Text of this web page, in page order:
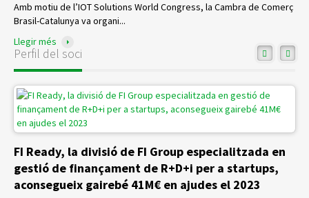
Amb motiu de l’IOT Solutions World Congress, la Cambra de Comerç
Brasil-Catalunya va organi...
Llegir més
Perfil del soci
FI Ready, la divisió de FI Group especialitzada en
gestió de finançament de R+D+i per a startups,
aconsegueix gairebé 41M€ en ajudes el 2023